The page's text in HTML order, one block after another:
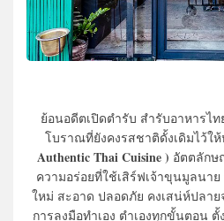
ย้อนอดีตเปิดตำรับ สำรับอาหารไ
โบราณที่ยังคงรสชาติดั้งเดิมไว้ใ
Authentic Thai Cuisine ) อัตตลักษ
ความอร่อยที่ใช้เสิร์ฟเจ้าขุนมูลนา
ใหม่ สะอาด ปลอดภัย คงเสน่ห์ปลา
การลงมือทำเอง ตำเองทุกขั้นตอน ตั้